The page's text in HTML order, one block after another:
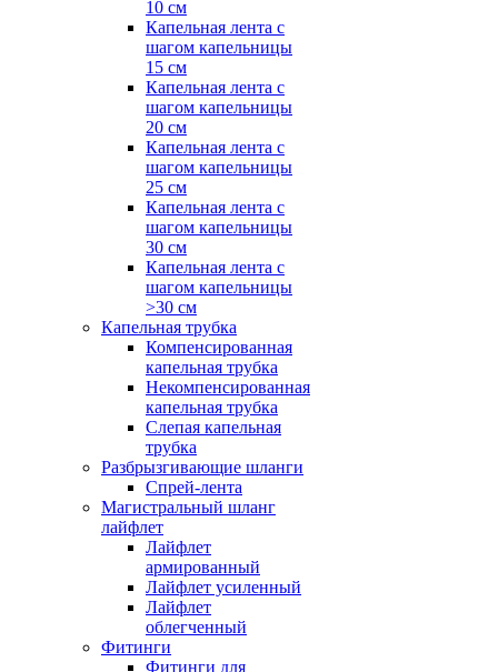
10 см
Капельная лента с
шагом капельницы
15 см
Капельная лента с
шагом капельницы
20 см
Капельная лента с
шагом капельницы
25 см
Капельная лента с
шагом капельницы
30 см
Капельная лента с
шагом капельницы
>30 см
Капельная трубка
Компенсированная
капельная трубка
Некомпенсированная
капельная трубка
Слепая капельная
трубка
Разбрызгивающие шланги
Спрей-лента
Магистральный шланг
лайфлет
Лайфлет
армированный
Лайфлет усиленный
Лайфлет
облегченный
Фитинги
Фитинги для